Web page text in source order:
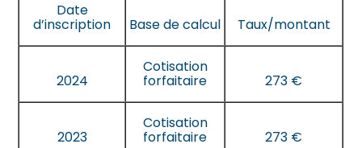
Date
d’inscription Base de calcul Taux/montant
2024
Cotisation
forfaitaire 273 €
2023
Cotisation
forfaitaire 273 €